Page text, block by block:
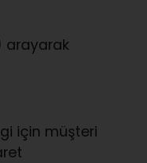
arayarak
için müşteri